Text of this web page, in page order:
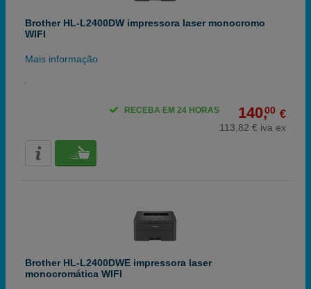
Brother HL-L2400DW impressora laser monocromo
WIFI
Mais informação
140,00 €
113,82 € iva ex
RECEBA EM 24 HORAS
Brother HL-L2400DWE impressora laser
monocromática WIFI